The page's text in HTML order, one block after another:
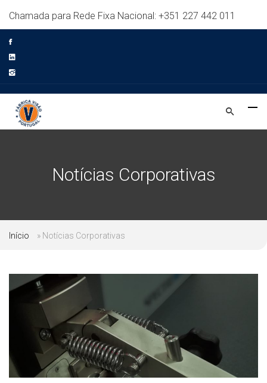
Chamada para Rede Fixa Nacional: +351 227 442 011
Notícias Corporativas
Início » Notícias Corporativas